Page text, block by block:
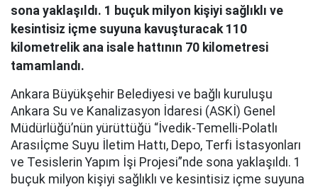
sona yaklaşıldı. 1 buçuk milyon kişiyi sağlıklı ve
kesintisiz içme suyuna kavuşturacak 110
kilometrelik ana isale hattının 70 kilometresi
tamamlandı.
Ankara Büyükşehir Belediyesi ve bağlı kuruluşu
Ankara Su ve Kanalizasyon İdaresi (ASKİ) Genel
Müdürlüğü’nün yürüttüğü “İvedik-Temelli-Polatlı
Arasıİçme Suyu İletim Hattı, Depo, Terfi İstasyonları
ve Tesislerin Yapım İşi Projesi”nde sona yaklaşıldı. 1
buçuk milyon kişiyi sağlıklı ve kesintisiz içme suyuna